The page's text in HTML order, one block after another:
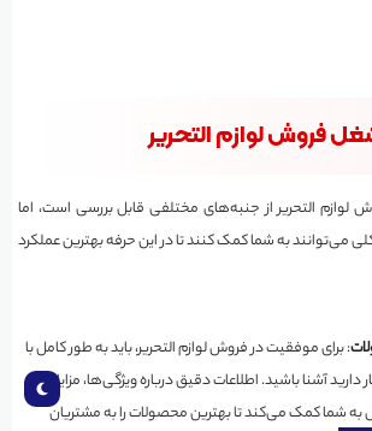
فروش لوازم التحریر
التحریر از جنبه‌های مختلفی قابل بررسی است، اما
می‌توانند به شما کمک کنند تا در این حرفه بهترین عملکرد
: برای موفقیت در فروش لوازم التحریر، باید به طور کامل با
آشنا باشید. اطلاعات دقیق درباره ویژگی‌ها، مزایا، و
شما کمک می‌کند تا بهترین محصولات را به مشتریان